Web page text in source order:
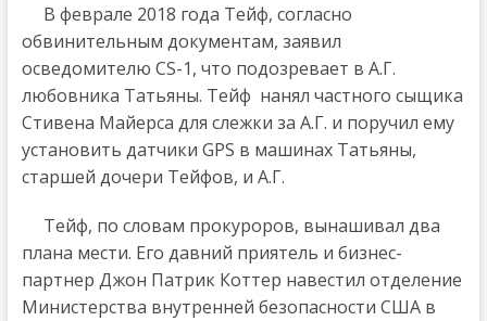
В феврале 2018 года Тейф, согласно
обвинительным документам, заявил
осведомителю CS-1, что подозревает в А.Г.
любовника Татьяны. Тейф нанял частного сыщика
Стивена Майерса для слежки за А.Г. и поручил ему
установить датчики GPS в машинах Татьяны,
старшей дочери Тейфов, и А.Г.
Тейф, по словам прокуроров, вынашивал два
плана мести. Его давний приятель и бизнес-
партнер Джон Патрик Коттер навестил отделение
Министерства внутренней безопасности США в